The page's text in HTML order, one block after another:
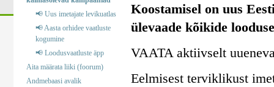
📢 Uus imetajate levikuatlas
📢 Aasta orhidee vaatluste
kogumine
📢 Loodusvaatluste äpp
Aita määrata liiki (foorum)
Andmebaasi avalik
Koostamisel on uus
ülevaade kõikide
VAATA aktiivselt
Eelmisest terviklikust